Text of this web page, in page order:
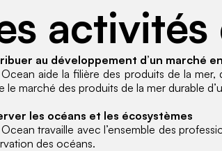
activités
au développement d’un marché
aide la filière des produits de la
le marché des produits de la mer durable
les océans et les écosystèmes
travaille avec l’ensemble des
des océans.